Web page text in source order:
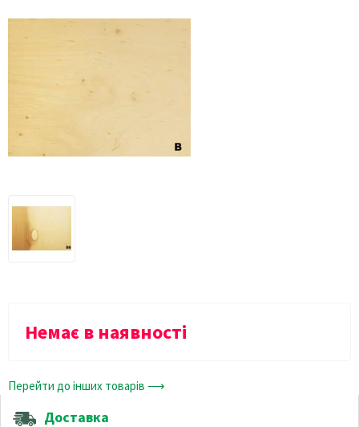
Немає в наявності
Перейти до інших товарів ⟶
Доставка